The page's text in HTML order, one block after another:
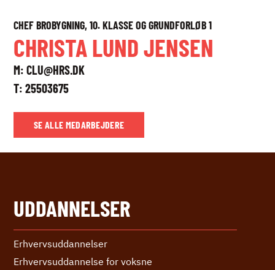
CHEF BROBYGNING, 10. KLASSE OG GRUNDFORLØB 1
CHRISTA LUND JENSEN
M: CLU@HRS.DK
T: 25503675
SE ALLE MEDARBEJDERE
UDDANNELSER
Erhvervs­uddannelser
Erhvervs­uddannelse ­for voksne